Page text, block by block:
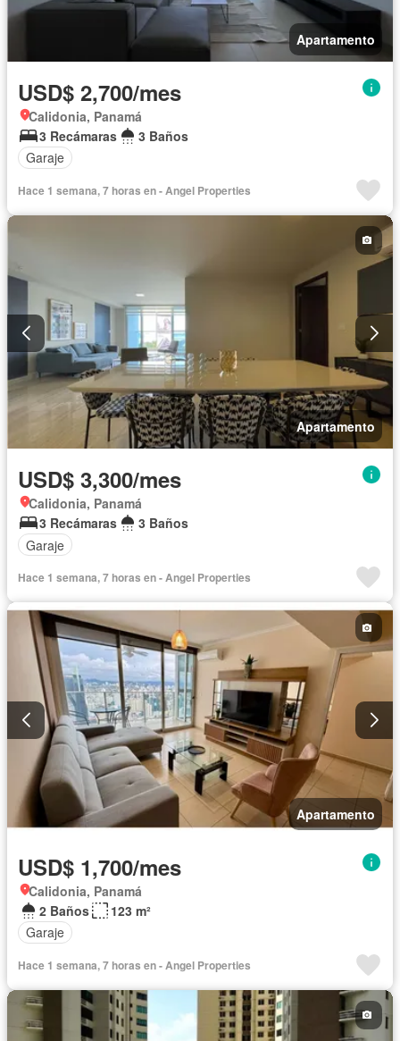
Apartamento
USD$ 2,700/mes
Calidonia, Panamá
3 Recámaras
3 Baños
Garaje
Hace 1 semana, 7 horas en - Angel Properties
Apartamento
USD$ 3,300/mes
Calidonia, Panamá
3 Recámaras
3 Baños
Garaje
Hace 1 semana, 7 horas en - Angel Properties
Apartamento
USD$ 1,700/mes
Calidonia, Panamá
2 Baños
123 m²
Garaje
Hace 1 semana, 7 horas en - Angel Properties